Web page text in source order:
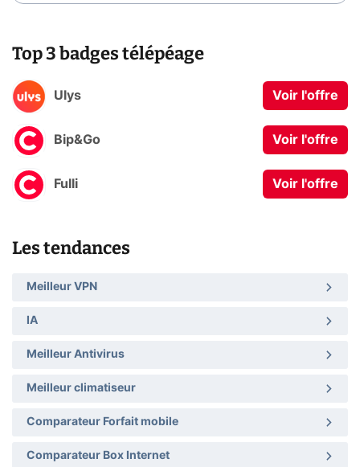
Top 3 badges télépéage
Ulys Voir l'offre
Bip&Go Voir l'offre
Fulli Voir l'offre
Les tendances
Meilleur VPN
IA
Meilleur Antivirus
Meilleur climatiseur
Comparateur Forfait mobile
Comparateur Box Internet